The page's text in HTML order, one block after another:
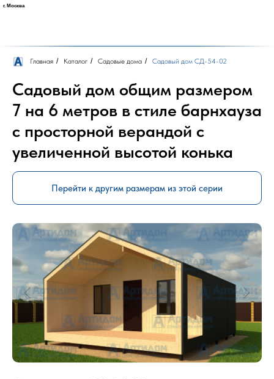
г. Москва
Главная / Каталог / Садовые дома / Садовый дом СД-54-02
Садовый дом общим размером
7 на 6 метров в стиле барнхауза
с просторной верандой с
увеличенной высотой конька
Перейти к другим размерам из этой серии
Назад